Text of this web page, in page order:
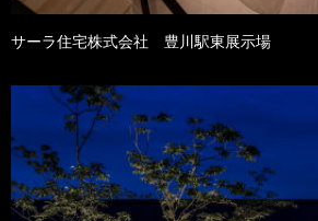
サーラ住宅株式会社 豊川駅東展示場